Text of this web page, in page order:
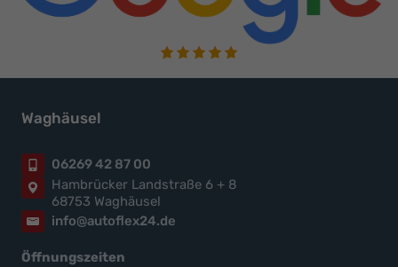
Waghäusel
06269 42 87 00
Hambrücker Landstraße 6 + 8
68753 Waghäusel
info@autoflex24.de
Öffnungszeiten